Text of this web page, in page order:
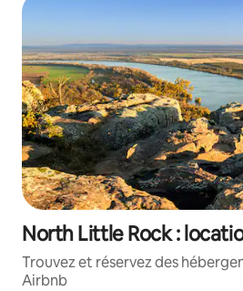
North Little Rock :
Trouvez et réservez des
Airbnb